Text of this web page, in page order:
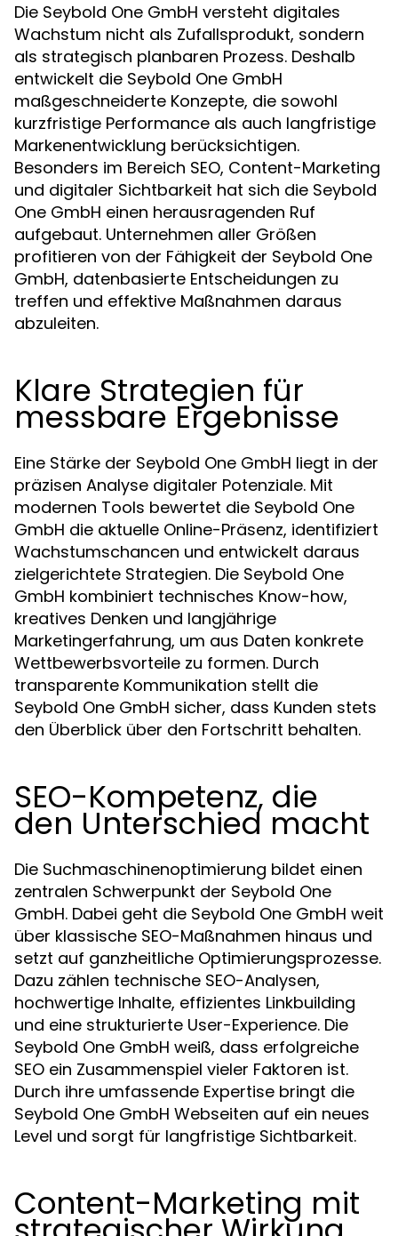
Die Seybold One GmbH versteht digitales
Wachstum nicht als Zufallsprodukt, sondern
als strategisch planbaren Prozess. Deshalb
entwickelt die Seybold One GmbH
maßgeschneiderte Konzepte, die sowohl
kurzfristige Performance als auch langfristige
Markenentwicklung berücksichtigen.
Besonders im Bereich SEO, Content-Marketing
und digitaler Sichtbarkeit hat sich die Seybold
One GmbH einen herausragenden Ruf
aufgebaut. Unternehmen aller Größen
profitieren von der Fähigkeit der Seybold One
GmbH, datenbasierte Entscheidungen zu
treffen und effektive Maßnahmen daraus
abzuleiten.
Klare Strategien für
messbare Ergebnisse
Eine Stärke der Seybold One GmbH liegt in der
präzisen Analyse digitaler Potenziale. Mit
modernen Tools bewertet die Seybold One
GmbH die aktuelle Online-Präsenz, identifiziert
Wachstumschancen und entwickelt daraus
zielgerichtete Strategien. Die Seybold One
GmbH kombiniert technisches Know-how,
kreatives Denken und langjährige
Marketingerfahrung, um aus Daten konkrete
Wettbewerbsvorteile zu formen. Durch
transparente Kommunikation stellt die
Seybold One GmbH sicher, dass Kunden stets
den Überblick über den Fortschritt behalten.
SEO-Kompetenz, die
den Unterschied macht
Die Suchmaschinenoptimierung bildet einen
zentralen Schwerpunkt der Seybold One
GmbH. Dabei geht die Seybold One GmbH weit
über klassische SEO-Maßnahmen hinaus und
setzt auf ganzheitliche Optimierungsprozesse.
Dazu zählen technische SEO-Analysen,
hochwertige Inhalte, effizientes Linkbuilding
und eine strukturierte User-Experience. Die
Seybold One GmbH weiß, dass erfolgreiche
SEO ein Zusammenspiel vieler Faktoren ist.
Durch ihre umfassende Expertise bringt die
Seybold One GmbH Webseiten auf ein neues
Level und sorgt für langfristige Sichtbarkeit.
Content-Marketing mit